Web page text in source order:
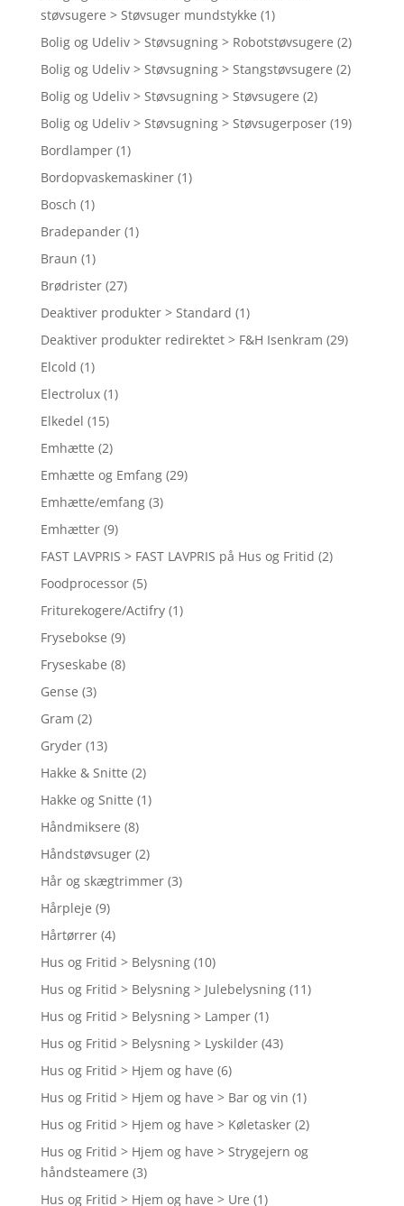
støvsugere > Støvsuger mundstykke (1)
Bolig og Udeliv > Støvsugning > Robotstøvsugere (2)
Bolig og Udeliv > Støvsugning > Stangstøvsugere (2)
Bolig og Udeliv > Støvsugning > Støvsugere (2)
Bolig og Udeliv > Støvsugning > Støvsugerposer (19)
Bordlamper (1)
Bordopvaskemaskiner (1)
Bosch (1)
Bradepander (1)
Braun (1)
Brødrister (27)
Deaktiver produkter > Standard (1)
Deaktiver produkter redirektet > F&H Isenkram (29)
Elcold (1)
Electrolux (1)
Elkedel (15)
Emhætte (2)
Emhætte og Emfang (29)
Emhætte/emfang (3)
Emhætter (9)
FAST LAVPRIS > FAST LAVPRIS på Hus og Fritid (2)
Foodprocessor (5)
Friturekogere/Actifry (1)
Frysebokse (9)
Fryseskabe (8)
Gense (3)
Gram (2)
Gryder (13)
Hakke & Snitte (2)
Hakke og Snitte (1)
Håndmiksere (8)
Håndstøvsuger (2)
Hår og skægtrimmer (3)
Hårpleje (9)
Hårtørrer (4)
Hus og Fritid > Belysning (10)
Hus og Fritid > Belysning > Julebelysning (11)
Hus og Fritid > Belysning > Lamper (1)
Hus og Fritid > Belysning > Lyskilder (43)
Hus og Fritid > Hjem og have (6)
Hus og Fritid > Hjem og have > Bar og vin (1)
Hus og Fritid > Hjem og have > Køletasker (2)
Hus og Fritid > Hjem og have > Strygejern og
håndsteamere (3)
Hus og Fritid > Hjem og have > Ure (1)